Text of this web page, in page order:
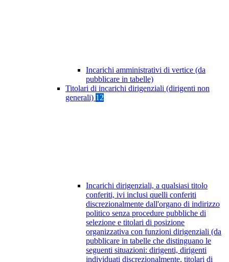
Incarichi amministrativi di vertice (da
pubblicare in tabelle)
Titolari di incarichi dirigenziali (dirigenti non
generali) 12
Incarichi dirigenziali, a qualsiasi titolo
conferiti, ivi inclusi quelli conferiti
discrezionalmente dall'organo di indirizzo
politico senza procedure pubbliche di
selezione e titolari di posizione
organizzativa con funzioni dirigenziali (da
pubblicare in tabelle che distinguano le
seguenti situazioni: dirigenti, dirigenti
individuati discrezionalmente, titolari di